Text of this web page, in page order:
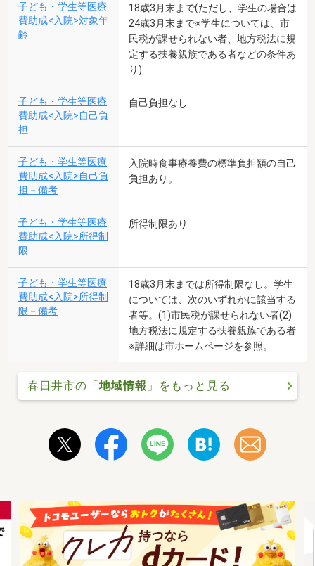
子ども・学生等医療
費助成<入院>対象年
齢
18歳3月末まで(ただし、学生の場合は
24歳3月末まで※学生については、市
民税が課せられない者、地方税法に規
定する扶養親族である者などの条件あ
り)
子ども・学生等医療
費助成<入院>自己負
担
自己負担なし
子ども・学生等医療
費助成<入院>自己負
担－備考
入院時食事療養費の標準負担額の自己
負担あり。
子ども・学生等医療
費助成<入院>所得制
限
所得制限あり
子ども・学生等医療
費助成<入院>所得制
限－備考
18歳3月末までは所得制限なし。学生
については、次のいずれかに該当する
者等。(1)市民税が課せられない者(2)
地方税法に規定する扶養親族である者
※詳細は市ホームページを参照。
春日井市の「地域情報 」をもっと見る